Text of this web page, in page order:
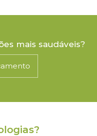
mais saudáveis?